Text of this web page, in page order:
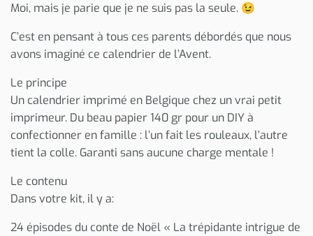
Moi, mais je parie que je ne suis pas la seule. 😉
C’est en pensant à tous ces parents débordés que nous
avons imaginé ce calendrier de l’Avent.
Le principe
Un calendrier imprimé en Belgique chez un vrai petit
imprimeur. Du beau papier 140 gr pour un DIY à
confectionner en famille : l’un fait les rouleaux, l’autre
tient la colle. Garanti sans aucune charge mentale !
Le contenu
Dans votre kit, il y a:
24 épisodes du conte de Noël « La trépidante intrigue de